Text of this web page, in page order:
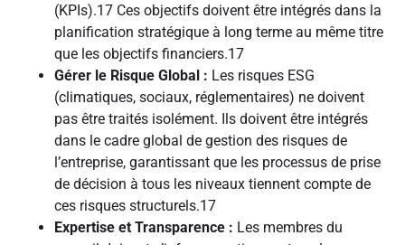
(KPIs).17 Ces objectifs doivent être intégrés dans la
planification stratégique à long terme au même titre
que les objectifs financiers.17
Gérer le Risque Global : Les risques ESG
(climatiques, sociaux, réglementaires) ne doivent
pas être traités isolément. Ils doivent être intégrés
dans le cadre global de gestion des risques de
l’entreprise, garantissant que les processus de prise
de décision à tous les niveaux tiennent compte de
ces risques structurels.17
Expertise et Transparence : Les membres du